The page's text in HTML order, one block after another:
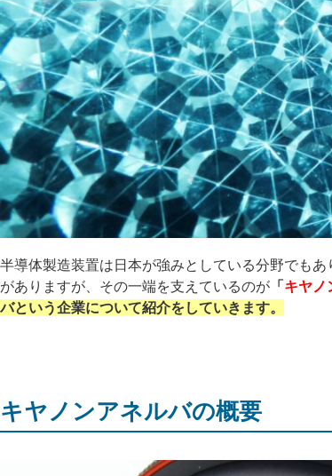
半導体製造装置は日本が強みとしている分野でも
がありますが、その一端を支えているのが 「キヤノ
バという企業について紹介をしていきます。
キヤノンアネルバの概要